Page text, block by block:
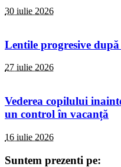
30 iulie 2026
Lentile progresive
27 iulie 2026
Vederea copilului
un control în vacanță
16 iulie 2026
Suntem prezenti pe: